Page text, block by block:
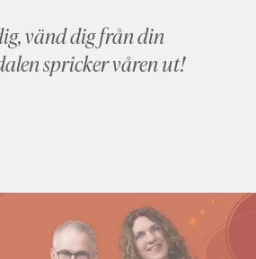
vänd dig från din
spricker våren ut!